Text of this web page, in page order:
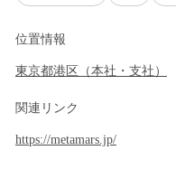
位置情報
東京都港区 （本社・支社 ）
関連リンク
https://metamars.jp/